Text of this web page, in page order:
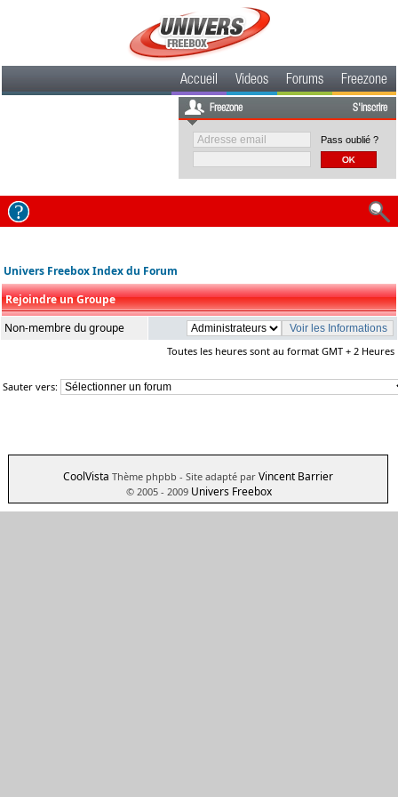
Accueil Videos Forums Freezone
Freezone S'inscrire
Pass oublié ?
Univers Freebox Index du Forum
Rejoindre un Groupe
Non-membre du groupe
Toutes les heures sont au format GMT + 2 Heures
Sauter vers:
CoolVista Thème phpbb - Site adapté par Vincent Barrier
© 2005 - 2009 Univers Freebox